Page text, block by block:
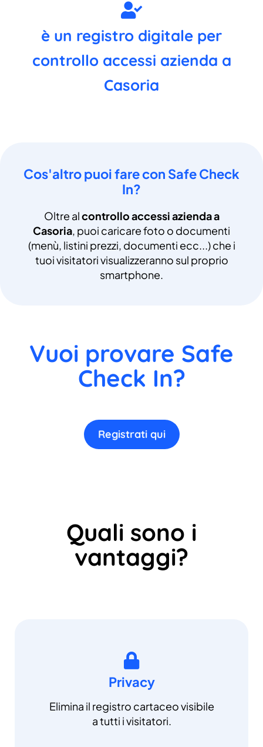
è un registro digitale per
controllo accessi azienda a
Casoria
Cos'altro puoi fare con Safe Check
In?
Oltre alcontrollo accessi azienda a
Casoria, puoi caricare foto o documenti
(menù, listini prezzi, documenti ecc...) che i
tuoi visitatori visualizzeranno sul proprio
smartphone.
Vuoi provare Safe
Check In?
Registrati qui
Quali sono i
vantaggi?
Privacy
Elimina il registro cartaceo visibile
a tutti i visitatori.